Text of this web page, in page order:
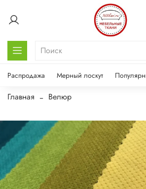
Распродажа Мерный лоскут
Главная Велюр